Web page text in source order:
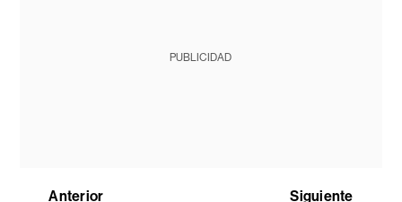
PUBLICIDAD
Anterior Siguiente